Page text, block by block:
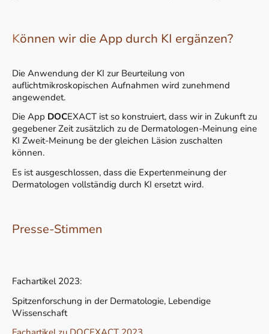
Können wir die App durch KI ergänzen?
Die Anwendung der KI zur Beurteilung von
auflichtmikroskopischen Aufnahmen wird zunehmend
angewendet.
Die App DOCEXACT ist so konstruiert, dass wir in Zukunft zu
gegebener Zeit zusätzlich zu de Dermatologen-Meinung eine
KI Zweit-Meinung be der gleichen Läsion zuschalten
können.
Es ist ausgeschlossen, dass die Expertenmeinung der
Dermatologen vollständig durch KI ersetzt wird.
Presse-Stimmen
Fachartikel 2023:
Spitzenforschung in der Dermatologie, Lebendige
Wissenschaft